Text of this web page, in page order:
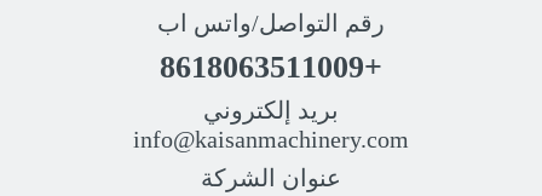
رقم التواصل/واتس اب
+8618063511009
بريد إلكتروني
info@kaisanmachinery.com
عنوان الشركة